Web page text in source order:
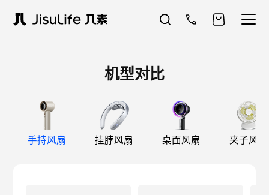
机型对比
手持风扇 挂脖风扇 桌面风扇 夹子风扇